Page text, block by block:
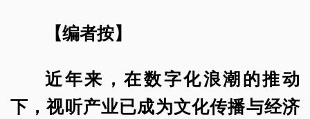
【编者按】
近年来，在数字化浪潮的推动
下，视听产业已成为文化传播与经济